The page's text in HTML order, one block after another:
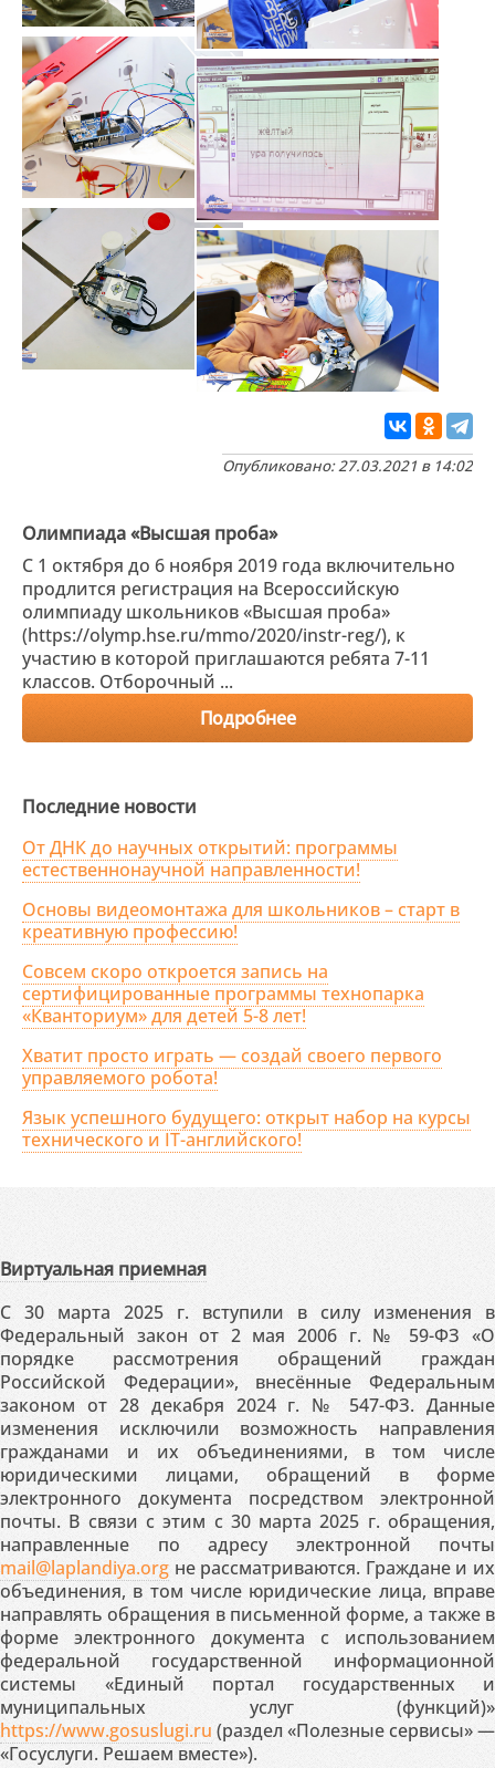
Опубликовано: 27.03.2021 в 14:02
Олимпиада «Высшая проба»
С 1 октября до 6 ноября 2019 года включительно
продлится регистрация на Всероссийскую
олимпиаду школьников «Высшая проба»
(https://olymp.hse.ru/mmo/2020/instr-reg/), к
участию в которой приглашаются ребята 7-11
классов. Отборочный ...
Подробнее
Последние новости
От ДНК до научных открытий: программы
естественнонаучной направленности!
Основы видеомонтажа для школьников – старт в
креативную профессию!
Совсем скоро откроется запись на
сертифицированные программы технопарка
«Кванториум» для детей 5-8 лет!
Хватит просто играть — создай своего первого
управляемого робота!
Язык успешного будущего: открыт набор на курсы
технического и IT-английского!
Виртуальная приемная
С 30 марта 2025 г. вступили в силу изменения в
Федеральный закон от 2 мая 2006 г. № 59-ФЗ «О
порядке рассмотрения обращений граждан
Российской Федерации», внесённые Федеральным
законом от 28 декабря 2024 г. № 547-ФЗ. Данные
изменения исключили возможность направления
гражданами и их объединениями, в том числе
юридическими лицами, обращений в форме
электронного документа посредством электронной
почты. В связи с этим с 30 марта 2025 г. обращения,
направленные по адресу электронной почты
mail@laplandiya.org не рассматриваются. Граждане и их
объединения, в том числе юридические лица, вправе
направлять обращения в письменной форме, а также в
форме электронного документа с использованием
федеральной государственной информационной
системы «Единый портал государственных и
муниципальных услуг (функций)»
https://www.gosuslugi.ru (раздел «Полезные сервисы» —
«Госуслуги. Решаем вместе»).